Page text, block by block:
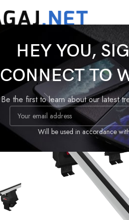
HEY YOU,
CONNECT TO
Be the first to learn about our latest
Will be used in accordance
Tavan Barı ACE-4 Skoda Fabia 3
-20%